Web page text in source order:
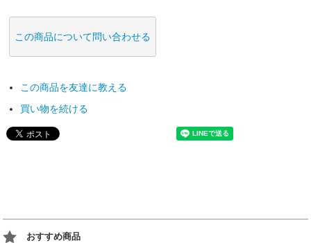
この商品について問い合わせる
この商品を友達に教える
買い物を続ける
おすすめ商品